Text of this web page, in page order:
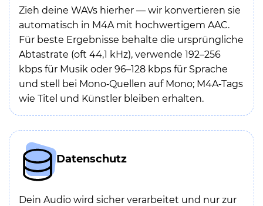
Zieh deine WAVs hierher — wir konvertieren sie
automatisch in M4A mit hochwertigem AAC.
Für beste Ergebnisse behalte die ursprüngliche
Abtastrate (oft 44,1 kHz), verwende 192–256
kbps für Musik oder 96–128 kbps für Sprache
und stell bei Mono‑Quellen auf Mono; M4A‑Tags
wie Titel und Künstler bleiben erhalten.
Datenschutz
Dein Audio wird sicher verarbeitet und nur zur